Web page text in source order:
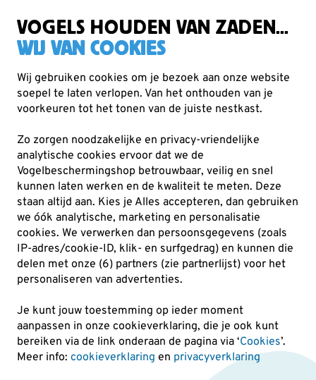
VOGELS HOUDEN VAN ZADEN...
WIJ VAN COOKIES
Wij gebruiken cookies om je bezoek aan onze website
soepel te laten verlopen. Van het onthouden van je
voorkeuren tot het tonen van de juiste nestkast.
Zo zorgen noodzakelijke en privacy-vriendelijke
analytische cookies ervoor dat we de
Vogelbeschermingshop betrouwbaar, veilig en snel
kunnen laten werken en de kwaliteit te meten. Deze
staan altijd aan. Kies je Alles accepteren, dan gebruiken
we óók analytische, marketing en personalisatie
cookies. We verwerken dan persoonsgegevens (zoals
IP-adres/cookie-ID, klik- en surfgedrag) en kunnen die
delen met onze (6) partners (zie partnerlijst) voor het
personaliseren van advertenties.
Je kunt jouw toestemming op ieder moment
aanpassen in onze cookieverklaring, die je ook kunt
bereiken via de link onderaan de pagina via ‘Cookies’.
Meer info: cookieverklaring en privacyverklaring
Kids Pluche knuffels